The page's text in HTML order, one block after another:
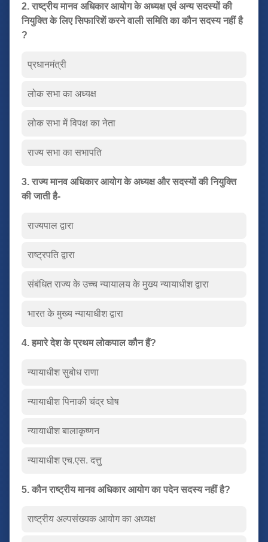
2. राष्ट्रीय मानव अधिकार आयोग के अध्यक्ष एवं अन्य सदस्यों की
नियुक्ति के लिए सिफारिशें करने वाली समिति का कौन सदस्य नहीं है
?
प्रधानमंत्री
लोक सभा का अध्यक्ष
लोक सभा में विपक्ष का नेता
राज्य सभा का सभापति
3. राज्य मानव अधिकार आयोग के अध्यक्ष और सदस्यों की नियुक्ति
की जाती है-
राज्यपाल द्वारा
राष्ट्रपति द्वारा
संबंधित राज्य के उच्च न्यायालय के मुख्य न्यायाधीश द्वारा
भारत के मुख्य न्यायाधीश द्वारा
4. हमारे देश के प्रथम लोकपाल कौन हैं?
न्यायाधीश सुबोध राणा
न्यायाधीश पिनाकी चंद्र घोष
न्यायाधीश बालाकृष्णन
न्यायाधीश एच.एस. दत्तु
5. कौन राष्ट्रीय मानव अधिकार आयोग का पदेन सदस्य नहीं है?
राष्ट्रीय अल्पसंख्यक आयोग का अध्यक्ष